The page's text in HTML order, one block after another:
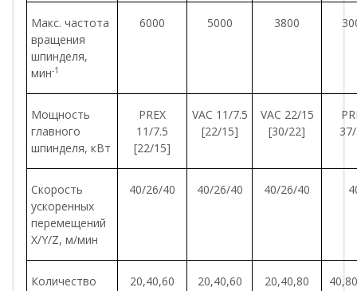
Макс. частота
вращения
шпинделя,
мин-1
6000 5000 3800
Мощность
главного
шпинделя, кВт
PREX
11/7.5
[22/15]
VAC 11/7.5
[22/15]
VAC 22/15
[30/22]
Скорость
ускоренных
перемещений
X/Y/Z, м/мин
40/26/40 40/26/40 40/26/40
Количество
20,40,60 20,40,60 20,40,80